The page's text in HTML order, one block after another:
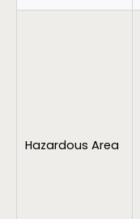
Hazardous Area